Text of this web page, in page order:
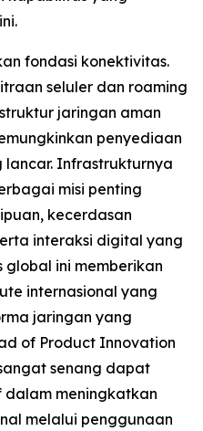
fondasi konektivitas.
seluler dan roaming
jaringan aman
penyediaan
lancar. Infrastrukturnya
misi penting
kecerdasan
interaksi digital yang
global ini memberikan
internasional yang
jaringan yang
of Product Innovation
senang dapat
dalam meningkatkan
melalui penggunaan